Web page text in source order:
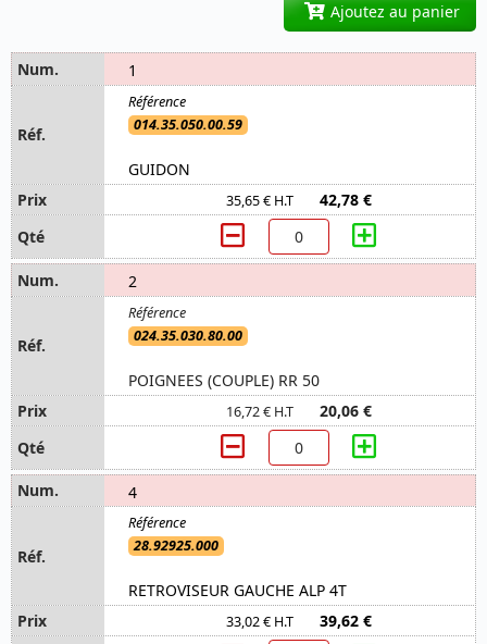
Ajoutez au panier
1
014.35.050.00.59
GUIDON
35,65 € H.T 42,78 €
2
024.35.030.80.00
POIGNEES (COUPLE) RR 50
16,72 € H.T 20,06 €
4
28.92925.000
RETROVISEUR GAUCHE ALP 4T
33,02 € H.T 39,62 €